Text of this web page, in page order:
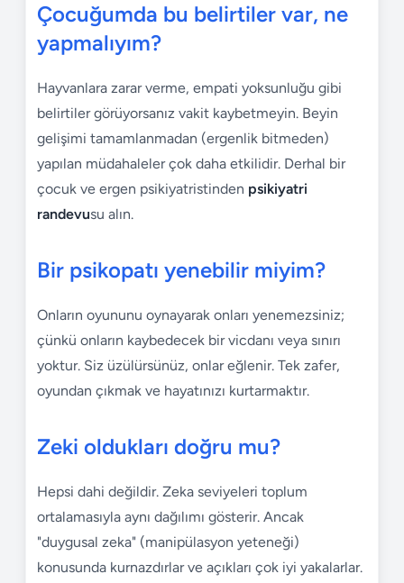
Çocuğumda bu belirtiler var, ne
yapmalıyım?
Hayvanlara zarar verme, empati yoksunluğu gibi
belirtiler görüyorsanız vakit kaybetmeyin. Beyin
gelişimi tamamlanmadan (ergenlik bitmeden)
yapılan müdahaleler çok daha etkilidir. Derhal bir
çocuk ve ergen psikiyatristinden psikiyatri
randevusu alın.
Bir psikopatı yenebilir miyim?
Onların oyununu oynayarak onları yenemezsiniz;
çünkü onların kaybedecek bir vicdanı veya sınırı
yoktur. Siz üzülürsünüz, onlar eğlenir. Tek zafer,
oyundan çıkmak ve hayatınızı kurtarmaktır.
Zeki oldukları doğru mu?
Hepsi dahi değildir. Zeka seviyeleri toplum
ortalamasıyla aynı dağılımı gösterir. Ancak
"duygusal zeka" (manipülasyon yeteneği)
konusunda kurnazdırlar ve açıkları çok iyi yakalarlar.